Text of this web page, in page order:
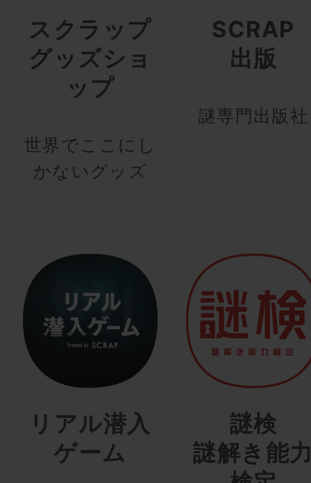
スクラップ
グッズショ
ップ
世界でここにし
かないグッズ
SCRAP
出版
謎専門出版社
リアル潜入
ゲーム
謎検
謎解き能